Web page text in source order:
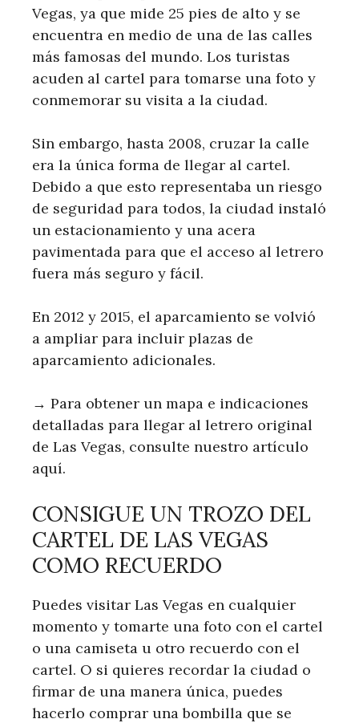
Vegas, ya que mide 25 pies de alto y se
encuentra en medio de una de las calles
más famosas del mundo. Los turistas
acuden al cartel para tomarse una foto y
conmemorar su visita a la ciudad.
Sin embargo, hasta 2008, cruzar la calle
era la única forma de llegar al cartel.
Debido a que esto representaba un riesgo
de seguridad para todos, la ciudad instaló
un estacionamiento y una acera
pavimentada para que el acceso al letrero
fuera más seguro y fácil.
En 2012 y 2015, el aparcamiento se volvió
a ampliar para incluir plazas de
aparcamiento adicionales.
→ Para obtener un mapa e indicaciones
detalladas para llegar al letrero original
de Las Vegas, consulte nuestro artículo
aquí.
CONSIGUE UN TROZO DEL
CARTEL DE LAS VEGAS
COMO RECUERDO
Puedes visitar Las Vegas en cualquier
momento y tomarte una foto con el cartel
o una camiseta u otro recuerdo con el
cartel. O si quieres recordar la ciudad o
firmar de una manera única, puedes
hacerlo comprar una bombilla que se